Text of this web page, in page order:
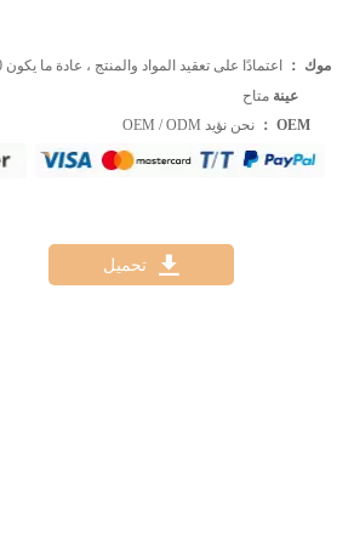
موك ： اعتمادًا على تعقيد المواد والمنتج ، عادة ما يكون 100 قطعة
عينة متاح
OEM ：
نحن نؤيد OEM / ODM
تحميل 